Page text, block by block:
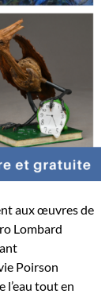
aux œuvres de
Lombard
Poirson
tout en